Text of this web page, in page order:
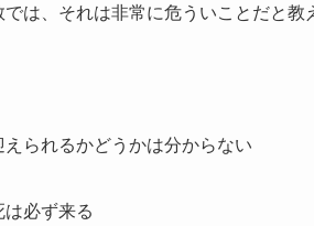
では、それは非常に危ういことだと教
えられるかどうかは分からない
は必ず来る